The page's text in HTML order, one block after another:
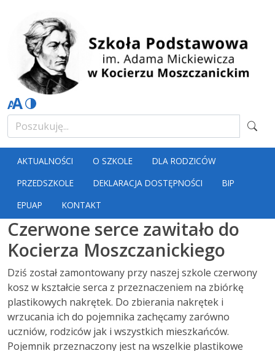
AKTUALNOŚCI O SZKOLE
DLA RODZICÓW
PRZEDSZKOLE
DEKLARACJA DOSTĘPNOŚCI
BIP
EPUAP
KONTAKT
Czerwone serce zawitało do
Kocierza Moszczanickiego
Dziś został zamontowany przy naszej szkole czerwony
kosz w kształcie serca z przeznaczeniem na zbiórkę
plastikowych nakrętek. Do zbierania nakrętek i
wrzucania ich do pojemnika zachęcamy zarówno
uczniów, rodziców jak i wszystkich mieszkańców.
Pojemnik przeznaczony jest na wszelkie plastikowe